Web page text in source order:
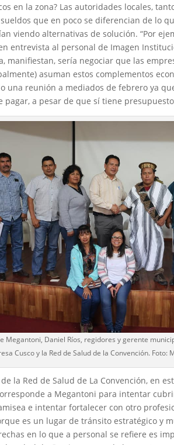
en la zona? Las autoridades locales,
que en poco se diferencian de lo
viendo alternativas de solución. “Por
entrevista al personal de Imagen
manifiestan, sería negociar que las
asuman estos complementos
una reunión a mediados de febrero ya
pagar, a pesar de que sí tiene
Megantoni, Daniel Ríos, regidores y gerente
Cusco y la Red de Salud de la Convención. Foto:
la Red de Salud de La Convención, en
a Megantoni para intentar
e intentar fortalecer con otro
es un lugar de tránsito estratégico y
en lo que a personal se refiere es